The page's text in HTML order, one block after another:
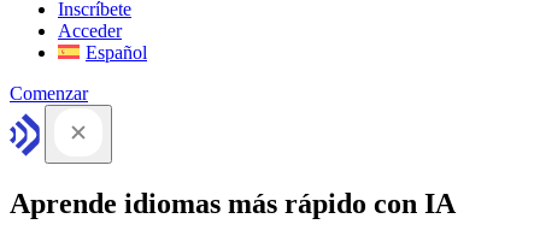
Inscríbete
Acceder
Español
Comenzar
Aprende idiomas más rápido con IA